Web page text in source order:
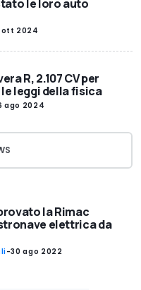
le loro auto
ott 2024
R, 2.107 CV per
leggi della fisica
ago 2024
la Rimac
elettrica da
-30 ago 2022